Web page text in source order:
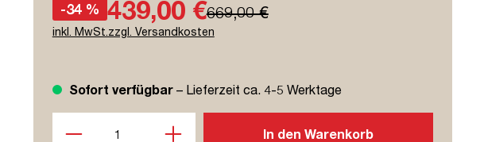
-34 % 439,00 €669,00 €
inkl. MwSt.zzgl. Versandkosten
Sofort verfügbar– Lieferzeit ca. 4-5 Werktage
In den Warenkorb